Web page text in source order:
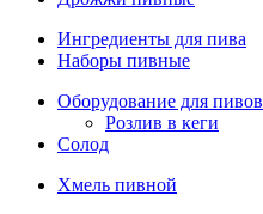
Ингредиенты для пива
Наборы пивные
Оборудование для
Розлив в кеги
Солод
Хмель пивной